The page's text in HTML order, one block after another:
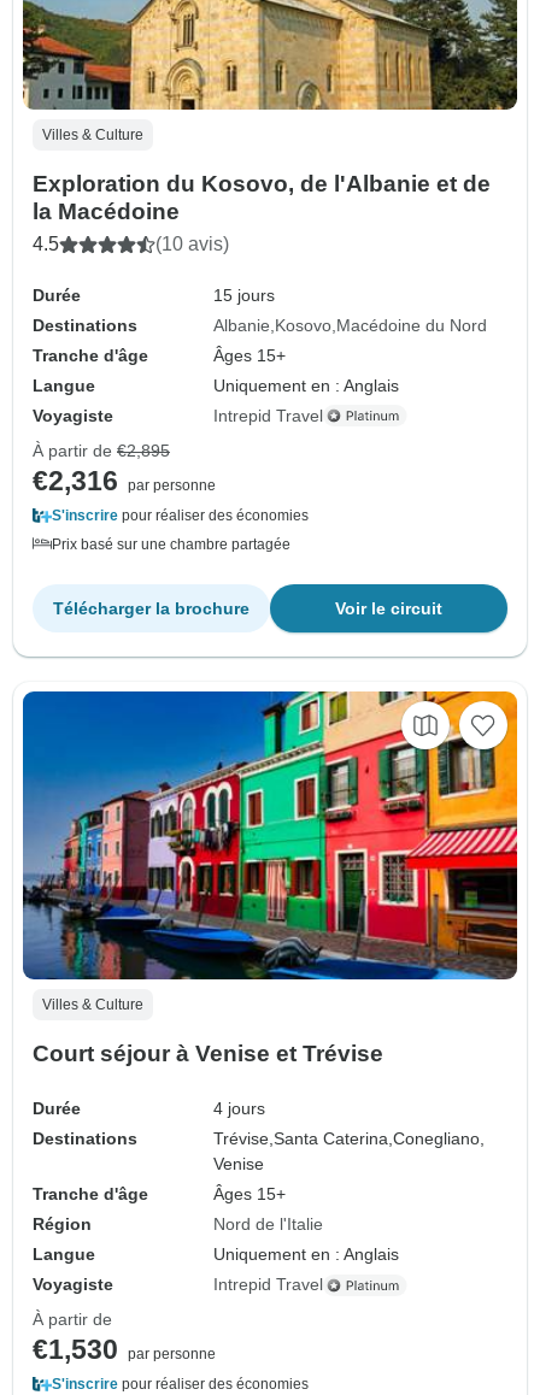
Villes & Culture
Exploration du Kosovo, de l'Albanie et de
la Macédoine
4.5 (10 avis)
Durée
15 jours
Destinations
Albanie Kosovo Macédoine du Nord
Tranche d'âge
Âges 15+
Langue
Uniquement en : Anglais
Voyagiste
Intrepid Travel
À partir de €2,895
€2,316
par personne
S'inscrire pour réaliser des économies
Prix basé sur une chambre partagée
Voir le circuit
Télécharger la brochure
Villes & Culture
Court séjour à Venise et Trévise
Durée
4 jours
Destinations
Trévise,Santa Caterina,Conegliano,
Venise
Tranche d'âge
Âges 15+
Région
Nord de l'Italie
Langue
Uniquement en : Anglais
Voyagiste
Intrepid Travel
À partir de
€1,530
par personne
S'inscrire pour réaliser des économies